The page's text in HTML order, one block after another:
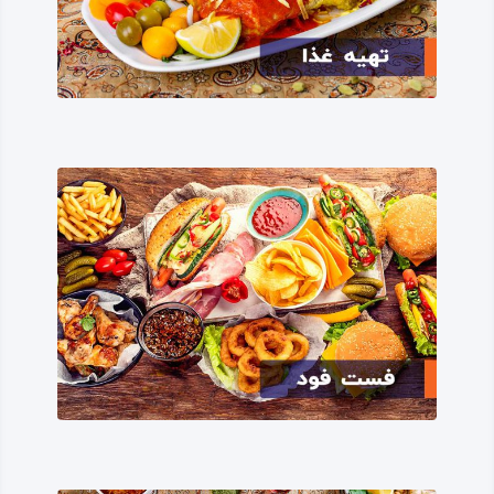
گردان پرشماری است.
همچنین به دلیل آب‌ و هوای کوهستانی، باران‌زایی و غنای مراتع
بوستان، سدهای آب، رودخانه‌ها و سراب‌هایی است که از
پربازدیدترین و گردشگر پذیرترین نقاط در استان کرمانشاه است.
قدمت شهرستان سنقر
قدمت و پیشینه شهر سنقر، به عنوان شهری متمدن، چنان که
از ریشه نام‌ها و از آثار تاریخی منطقه برمی‌آید، به زمان‌های
بسیار باستان و به دوره‌های کهن برمی‌گردد.
از نشانه‌ها و سندهای موثق در مورد پیشینه تاریخ شهر سنقر